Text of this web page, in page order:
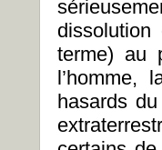
terme) au
l’homme,
hasards